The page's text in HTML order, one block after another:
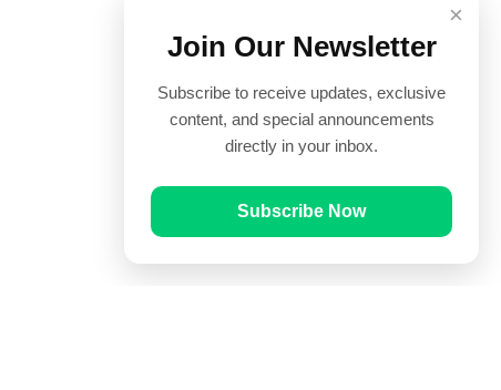
×
Join Our Newsletter
Subscribe to receive updates, exclusive
content, and special announcements
directly in your inbox.
Subscribe Now